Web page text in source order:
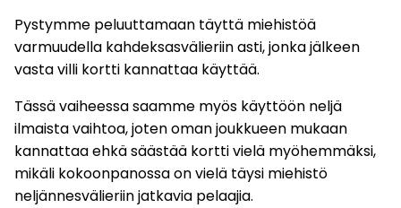
Pystymme peluuttamaan täyttä miehistöä
varmuudella kahdeksasvälieriin asti, jonka jälkeen
vasta villi kortti kannattaa käyttää.
Tässä vaiheessa saamme myös käyttöön neljä
ilmaista vaihtoa, joten oman joukkueen mukaan
kannattaa ehkä säästää kortti vielä myöhemmäksi,
mikäli kokoonpanossa on vielä täysi miehistö
neljännesvälieriin jatkavia pelaajia.